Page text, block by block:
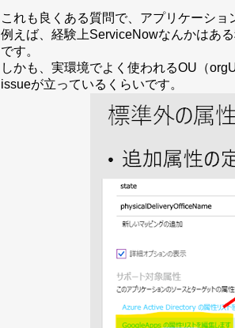
これも良くある質問で、アプリケーショ
例えば、経験上ServiceNowなんかはあ
です。
しかも、実環境でよく使われるOU（
issueが立っているくらいです。